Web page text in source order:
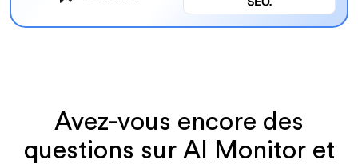
Avez-vous encore des
questions sur AI Monitor et